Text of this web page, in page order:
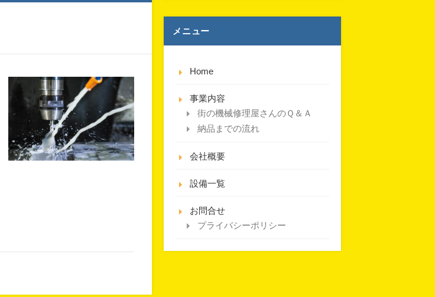
メニュー
Home
事業内容
街の機械修理屋さんのＱ＆Ａ
納品までの流れ
会社概要
設備一覧
お問合せ
プライバシーポリシー